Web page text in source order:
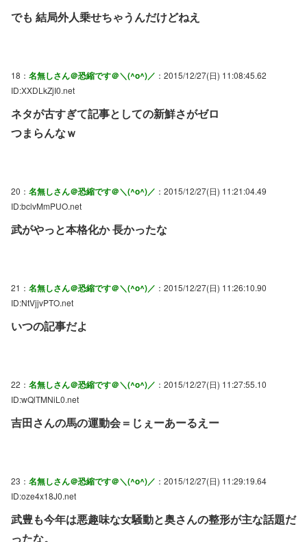
でも 結局外人乗せちゃうんだけどねえ
18： 名無しさん＠恐縮です＠＼(^o^)／ ：2015/12/27(日) 11:08:45.62
ID:XXDLkZjI0.net
ネタが古すぎて記事としての新鮮さがゼロ
つまらんなｗ
20： 名無しさん＠恐縮です＠＼(^o^)／ ：2015/12/27(日) 11:21:04.49
ID:bclvMmPUO.net
武がやっと本格化か 長かったな
21： 名無しさん＠恐縮です＠＼(^o^)／ ：2015/12/27(日) 11:26:10.90
ID:NtVjjvPTO.net
いつの記事だよ
22： 名無しさん＠恐縮です＠＼(^o^)／ ：2015/12/27(日) 11:27:55.10
ID:wQlTMNiL0.net
吉田さんの馬の運動会＝じぇーあーるえー
23： 名無しさん＠恐縮です＠＼(^o^)／ ：2015/12/27(日) 11:29:19.64
ID:oze4x18J0.net
武豊も今年は悪趣味な女騒動と奥さんの整形が主な話題だ
ったな。